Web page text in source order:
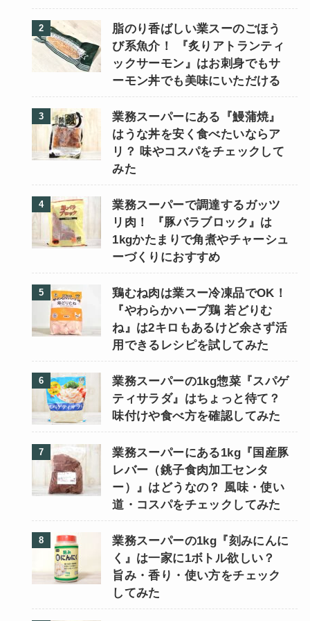
脂のり香ばしい業スーのごほう
び系魚介！ 『炙りアトランティ
ックサーモン』はお刺身でもサ
ーモン丼でも美味にいただける
業務スーパーにある『鰻蒲焼』
はうな丼を安く食べたいならア
リ？ 味やコスパをチェックして
みた
業務スーパーで調達するガッツ
リ肉！ 『豚バラブロック』は
1kgかたまりで角煮やチャーシュ
ーづくりにおすすめ
鶏むね肉は業スー冷凍品でOK！
『やわらかハーブ鶏 若どりむ
ね』は2キロもあるけど余さず活
用できるレシピを試してみた
業務スーパーの1kg惣菜『スパゲ
ティサラダ』はちょっと待て？
味付けや食べ方を確認してみた
業務スーパーにある1kg『国産豚
レバー（銚子食肉加工センタ
ー）』はどうなの？ 風味・使い
道・コスパをチェックしてみた
業務スーパーの1kg『刻みにんに
く』は一家に1ボトル欲しい？
旨み・香り・使い方をチェック
してみた